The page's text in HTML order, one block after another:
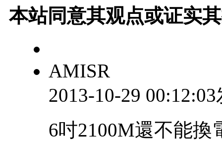
本站同意其观点或证实
AMISR
2013-10-29
6吋2100M還不能換